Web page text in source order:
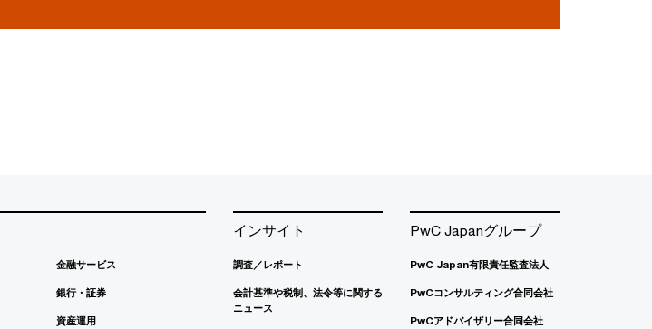
金融サービス
銀行・証券
資産運用
インサイト
調査／レポート
会計基準や税制、法令等に関する
ニュース
PwC Japanグループ
PwC Japan有限責任監査法人
PwCコンサルティング合同会社
PwCアドバイザリー合同会社